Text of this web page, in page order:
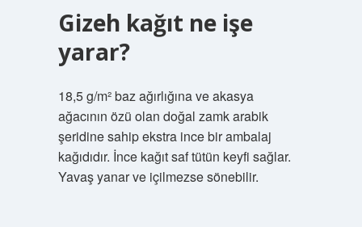
Gizeh kağıt ne işe
yarar?
18,5 g/m² baz ağırlığına ve akasya
ağacının özü olan doğal zamk arabik
şeridine sahip ekstra ince bir ambalaj
kağıdıdır. İnce kağıt saf tütün keyfi sağlar.
Yavaş yanar ve içilmezse sönebilir.